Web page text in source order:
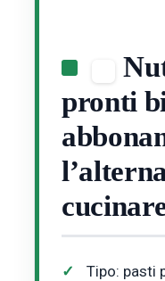
pronti
Tipo: pasti